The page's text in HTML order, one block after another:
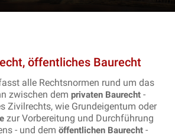
öffentliches Baurecht
alle Rechtsnormen rund um das
zwischen dem privaten Baurecht -
Zivilrechts, wie Grundeigentum oder
zur Vorbereitung und Durchführung
- und dem öffentlichen Baurecht -